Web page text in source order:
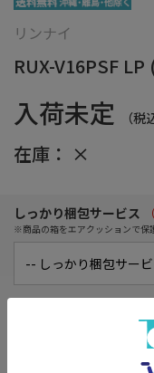
リンナイ
RUX-V16PSF
入荷未定 （税
在庫： ×
しっかり梱包サービス
※商品の箱をエアクッションで保
在庫